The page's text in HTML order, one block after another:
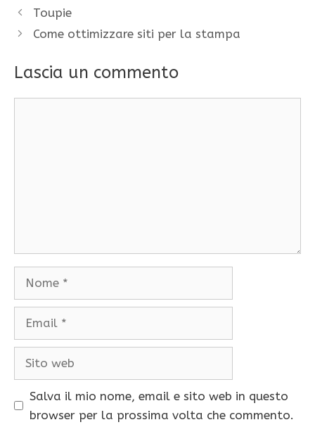
Toupie
Come ottimizzare siti per la stampa
Lascia un commento
Salva il mio nome, email e sito web in questo
browser per la prossima volta che commento.